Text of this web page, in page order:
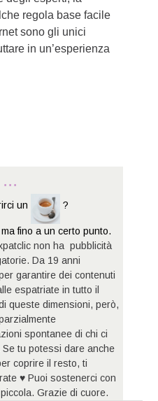
regola base facile
sono gli unici
in un’esperienza
un ?
fino a un certo punto.
non ha pubblicità
Da 19 anni
garantire dei contenuti
espatriate in tutto il
queste dimensioni, però,
spontanee di chi ci
tu potessi dare anche
coprire il resto, ti
♥ Puoi sostenerci con
Grazie di cuore.